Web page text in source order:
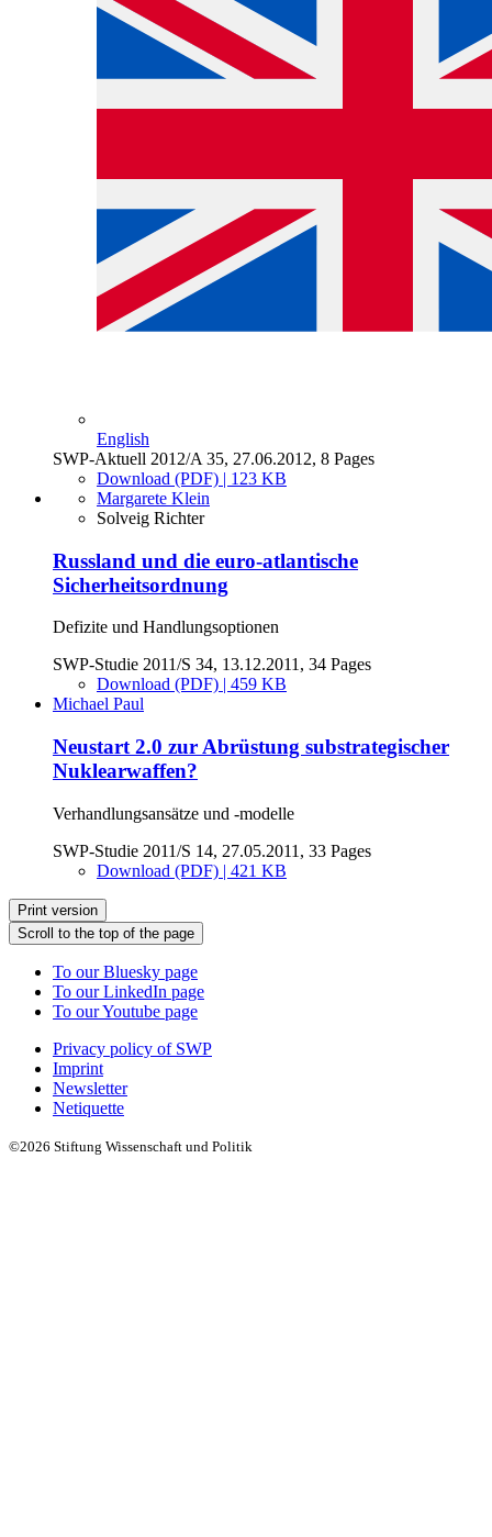
English
SWP-Aktuell 2012/A 35, 27.06.2012, 8 Pages
Download (PDF) | 123 KB
Margarete Klein
Solveig Richter
Russland und die euro-atlantische
Sicherheitsordnung
Defizite und Handlungsoptionen
SWP-Studie 2011/S 34, 13.12.2011, 34 Pages
Download (PDF) | 459 KB
Michael Paul
Neustart 2.0 zur Abrüstung substrategischer
Nuklearwaffen?
Verhandlungsansätze und -modelle
SWP-Studie 2011/S 14, 27.05.2011, 33 Pages
Download (PDF) | 421 KB
Print version
Scroll to the top of the page
To our Bluesky page
To our LinkedIn page
To our Youtube page
Privacy policy of SWP
Imprint
Newsletter
Netiquette
©2026 Stiftung Wissenschaft und Politik